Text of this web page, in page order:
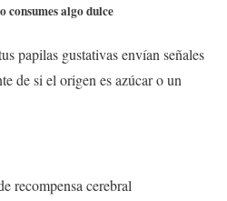
consumes algo dulce
papilas gustativas envían señales
de si el origen es azúcar o un
recompensa cerebral